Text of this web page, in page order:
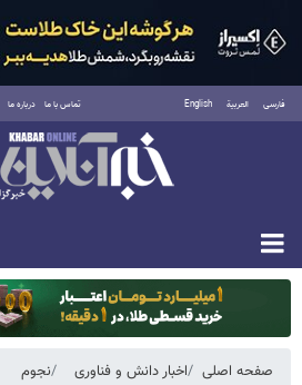
فارسی العربية English تماس با ما درباره ما
یکشنبه ۱۸ مرداد ۱۴۰۵
صفحه اصلی اخبار دانش و فناوری نجوم